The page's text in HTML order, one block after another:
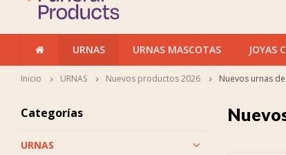
URNAS URNAS MASCOTAS JOYAS
Inicio URNAS Nuevos productos 2026 Nuevos urnas
Categorías
URNAS